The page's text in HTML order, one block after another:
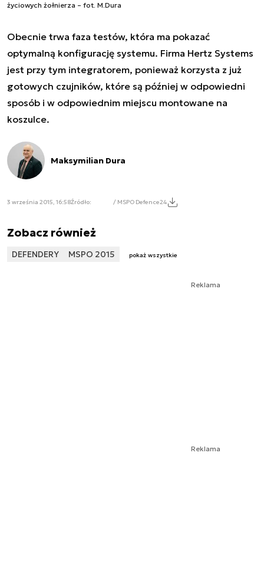
życiowych żołnierza – fot. M.Dura
Obecnie trwa faza testów, która ma pokazać
optymalną konfigurację systemu. Firma Hertz Systems
jest przy tym integratorem, ponieważ korzysta z już
gotowych czujników, które są później w odpowiedni
sposób i w odpowiednim miejscu montowane na
koszulce.
Maksymilian Dura
3 września 2015, 16:58Źródło: / MSPO Defence24
Zobacz również
DEFENDERY MSPO 2015 pokaż wszystkie
Reklama
Reklama